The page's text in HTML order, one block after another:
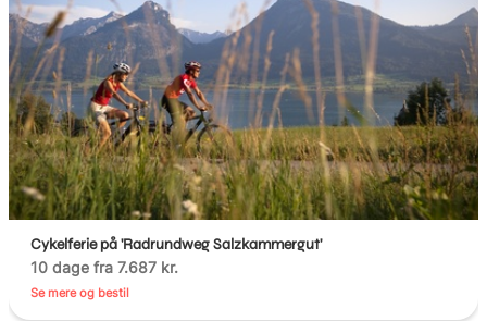
Cykelferie på 'Radrundweg Salzkammergut'
10 dage fra 7.687 kr.
Se mere og bestil